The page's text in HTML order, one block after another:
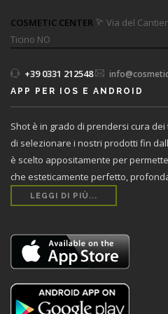
COSMETIC CENTER
Via del
Ticino NO
+39 0331 212548
APP PER IOS E ANDROID
Shot è in grado di prendersi cura dei
di selezionare i nostri prodotti fin
è scelto appositamente per
che esteticamente perfetto,
LEGGI DI PIÙ...